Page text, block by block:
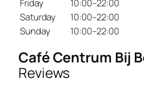
Friday
10:00–22:00
Saturday
10:00–22:00
Sunday
10:00–22:00
Café Centrum Bij
Reviews